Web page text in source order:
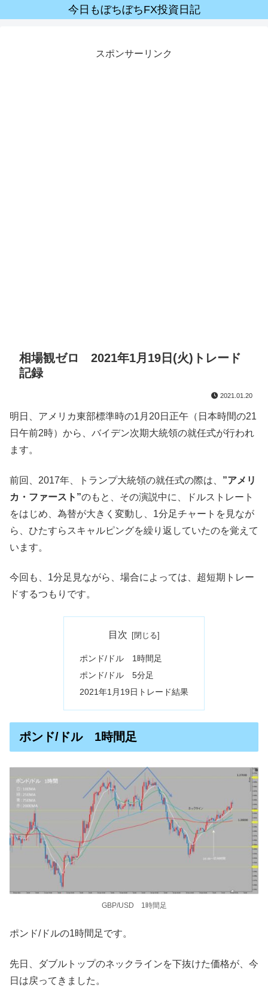
今日もぼちぼちFX投資日記
スポンサーリンク
相場観ゼロ 2021年1月19日(火)トレード
記録
2021.01.20
明日、アメリカ東部標準時の1月20日正午（日本時間の21
日午前2時）から、バイデン次期大統領の就任式が行われ
ます。
前回、2017年、トランプ大統領の就任式の際は、 ”アメリ
カ・ファースト”のもと、その演説中に、ドルストレート
をはじめ、為替が大きく変動し、1分足チャートを見なが
ら、ひたすらスキャルピングを繰り返していたのを覚えて
います。
今回も、1分足見ながら、場合によっては、超短期トレー
ドするつもりです。
目次
ポンド/ドル 1時間足
ポンド/ドル 5分足
2021年1月19日トレード結果
ポンド/ドル 1時間足
GBP/USD 1時間足
ポンド/ドルの1時間足です。
先日、ダブルトップのネックラインを下抜けた価格が、今
日は戻ってきました。